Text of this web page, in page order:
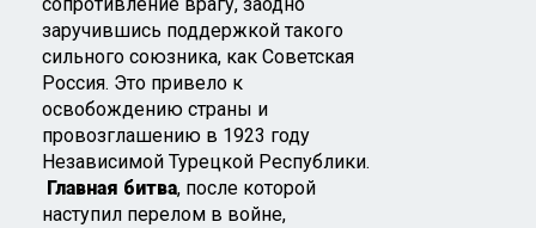
сопротивление врагу, заодно
заручившись поддержкой такого
сильного союзника, как Советская
Россия. Это привело к
освобождению страны и
провозглашению в 1923 году
Независимой Турецкой Республики.
Главная битва, после которой
наступил перелом в войне,